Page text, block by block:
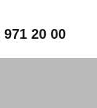
971 20 00